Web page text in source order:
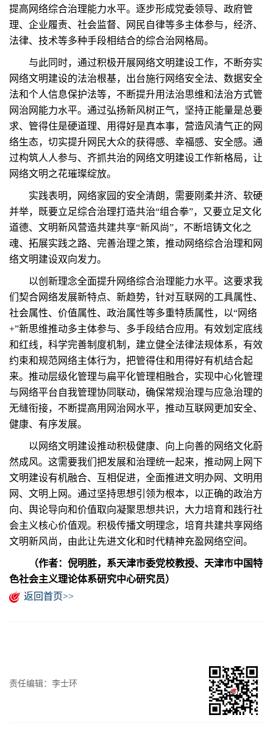
提高网络综合治理能力水平。逐步形成党委领导、政府管
理、企业履责、社会监督、网民自律等多主体参与，经济、
法律、技术等多种手段相结合的综合治网格局。
与此同时，通过积极开展网络文明建设工作，不断夯实
网络文明建设的法治根基，出台施行网络安全法、数据安全
法和个人信息保护法等，不断提升用法治思维和法治方式管
网治网能力水平。通过弘扬新风树正气，坚持正能量是总要
求、管得住是硬道理、用得好是真本事，营造风清气正的网
络生态，切实提升网民大众的获得感、幸福感、安全感。通
过构筑人人参与、齐抓共治的网络文明建设工作新格局，让
网络文明之花璀璨绽放。
实践表明，网络家园的安全清朗，需要刚柔并济、软硬
并举，既要立足综合治理打造共治“组合拳”，又要立足文化
道德、文明新风营造共建共享“新风尚”，不断培铸文化之
魂、拓展实践之路、完善治理之策，推动网络综合治理和网
络文明建设双向发力。
以创新理念全面提升网络综合治理能力水平。这要求我
们契合网络发展新特点、新趋势，针对互联网的工具属性、
社会属性、价值属性、政治属性等多重特质属性，以“网络
+”新思维推动多主体参与、多手段结合应用。有效划定底线
和红线，科学完善制度机制，建立健全法律法规体系，有效
约束和规范网络主体行为，把管得住和用得好有机结合起
来。推动层级化管理与扁平化管理相融合，实现中心化管理
与网络平台自我管理协同联动，确保常规治理与应急治理的
无缝衔接，不断提高用网治网水平，推动互联网更加安全、
健康、有序发展。
以网络文明建设推动积极健康、向上向善的网络文化蔚
然成风。这需要我们把发展和治理统一起来，推动网上网下
文明建设有机融合、互相促进，全面推进文明办网、文明用
网、文明上网。通过坚持思想引领为根本，以正确的政治方
向、舆论导向和价值取向凝聚思想共识，大力培育和践行社
会主义核心价值观。积极传播文明理念，培育共建共享网络
文明新风尚，由此让先进文化和时代精神充盈网络空间。
（作者：倪明胜，系天津市委党校教授、天津市中国特
色社会主义理论体系研究中心研究员）
返回首页>>
责任编辑：李士环